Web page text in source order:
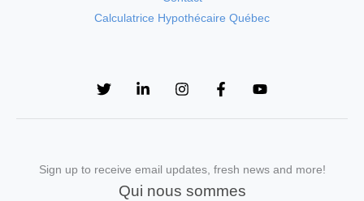
Calculatrice Hypothécaire Québec
Sign up to receive email updates, fresh news and more!
Qui nous sommes